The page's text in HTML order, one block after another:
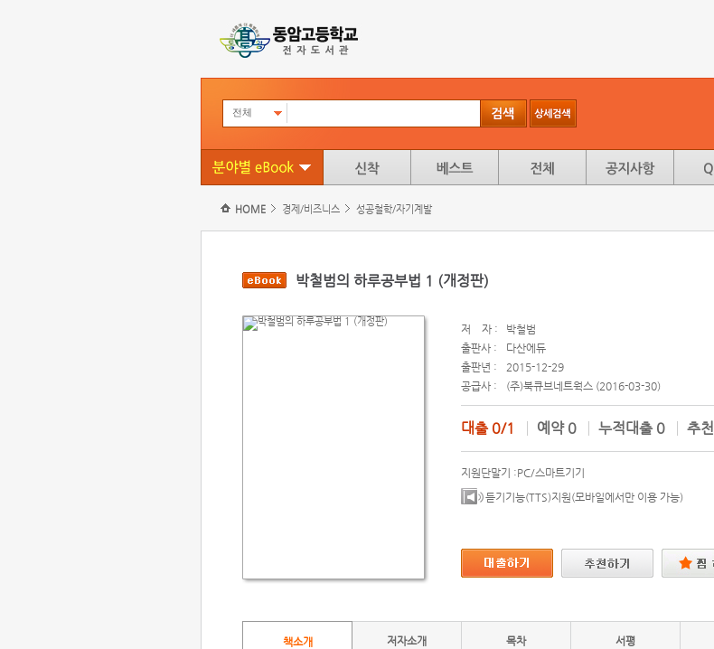
전체
HOME 경제/비즈니스 성공철학/자기계발
박철범의 하루공부법 1 (개정판)
저 자 :
박철범
출판사 :
다산에듀
출판년 :
2015-12-29
공급사 :
(주)북큐브네트웍스 (2016-03-30)
대출 0/1 예약 0 누적대출 0 추천
지원단말기 :PC/스마트기기
듣기기능(TTS)지원(모바일에서만 이용 가능)
책소개 저자소개 목차 서평